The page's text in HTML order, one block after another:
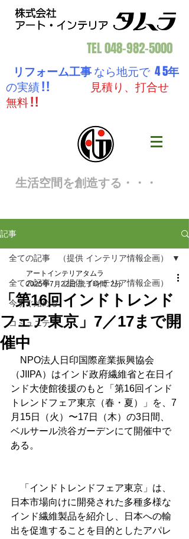
TEL048-982-5000
リフォーム工事なら地元で 4 5年
の実績 ! !
見積り、打合せ
無料 ! !
生活空間を創造する・・・
記事
全ての記事 （提供 インテリア情報企画）
今すぐ始める
コミュニティ
全ての記事 （提供 インテリア情報企画）
「第16回インドトレンド
フェア東京」7／17まで開
催中
アートインテリアタムラ
2025年7月22日 読了時間: 2分
NPO法人日印国際産業振興協会
（JIIPA）はインド政府繊維省と在日イ
ンド大使館後援のもと「第16回インド
トレンドフェア東京（春・夏）」を、7
月15日（火）〜17日（木）の3日間、
ベルサール渋谷ガーデンにて開催中で
ある。
「インドトレンドフェア東京」は、
日本市場向けに開発された多種多様な
インド繊維製品を紹介し、日本への輸
出を促進することを目的としたアパレ